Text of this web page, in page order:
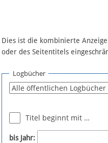
Dies ist die kombinierte
oder des Seitentitels
Logbücher
Titel beginnt mit …
bis Jahr: